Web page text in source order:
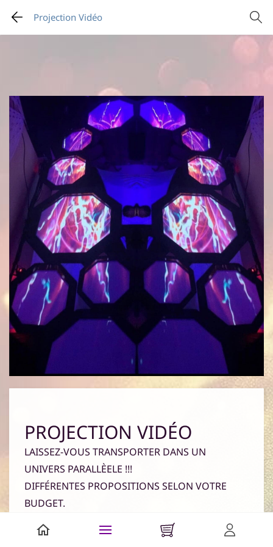
Projection Vidéo
PROJECTION VIDÉO
LAISSEZ-VOUS TRANSPORTER DANS UN
UNIVERS PARALLÈELE !!!
DIFFÉRENTES PROPOSITIONS SELON VOTRE
BUDGET.
Bivouac Underground est à la pointe de